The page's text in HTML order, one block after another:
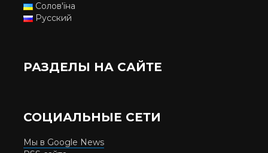
Солов'їна
Русский
РАЗДЕЛЫ НА САЙТЕ
СОЦИАЛЬНЫЕ СЕТИ
Мы в Google News